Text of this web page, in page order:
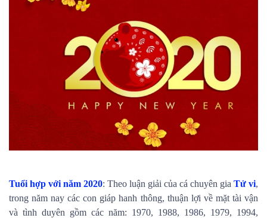
Tuổi hợp với năm 2020: Theo luận giải của cá chuyên gia Tử vi,
trong năm nay các con giáp hanh thông, thuận lợi về mặt tài vận
và tình duyên gồm các năm: 1970, 1988, 1986, 1979, 1994,